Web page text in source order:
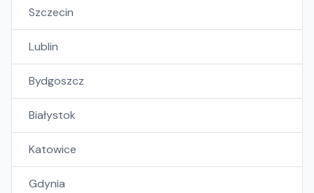
Szczecin
Lublin
Bydgoszcz
Białystok
Katowice
Gdynia